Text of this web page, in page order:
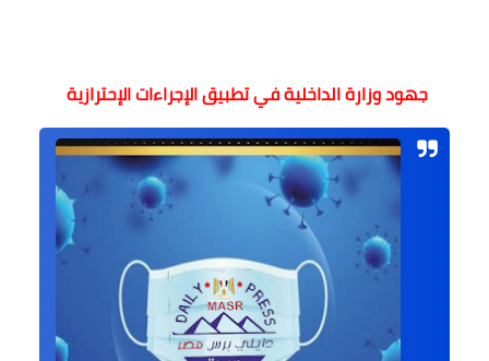
جهود وزارة الداخلية في تطبيق الإجراءات الإحترازية